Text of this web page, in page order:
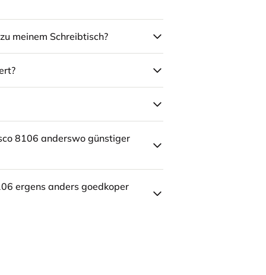
meinem Schreibtisch?
8106 anderswo günstiger
ergens anders goedkoper